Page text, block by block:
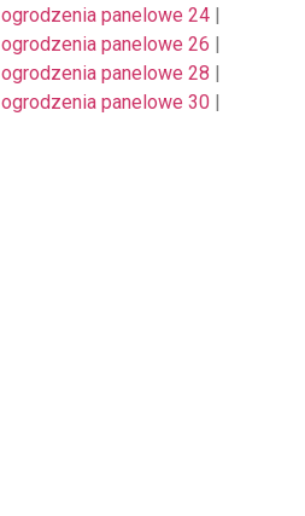
ogrodzenia panelowe 24 |
ogrodzenia panelowe 26 |
ogrodzenia panelowe 28 |
ogrodzenia panelowe 30 |